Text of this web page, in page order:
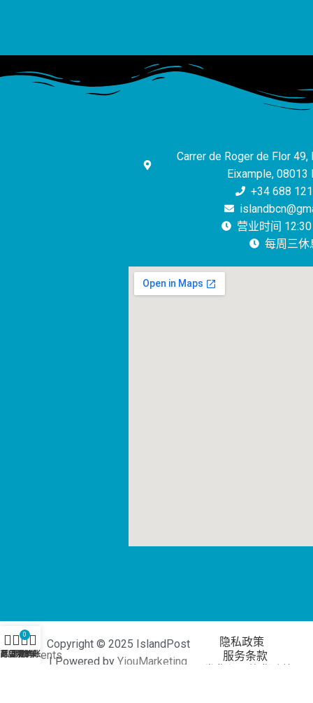
Carrer de Roger de Flor 49,
Eixample, 08013
+34 688
营业时间
每周三休
Copyright © 2025 IslandPost
| Powered byYiouMarketing
隐私政策
服务条款
商店
愿望清单
0
购物车
我的账户